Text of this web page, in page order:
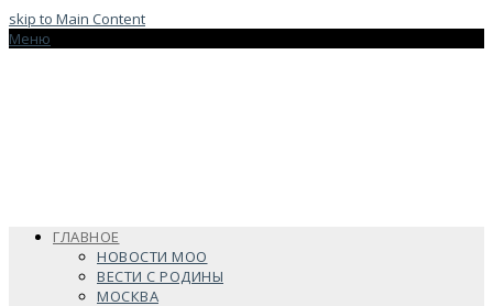
skip to Main Content
Меню
ГЛАВНОЕ
НОВОСТИ МОО
ВЕСТИ С РОДИНЫ
МОСКВА